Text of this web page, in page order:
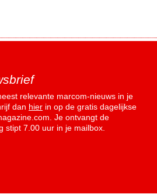
relevante marcom-nieuws in je
dan hier in op de gratis dagelijkse
Je ontvangt de
stipt 7.00 uur in je mailbox.